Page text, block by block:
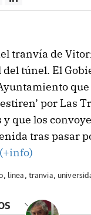
tranvía de
túnel. El
por Las
que los
tras pasar
(+info)
, linea , tranvia,